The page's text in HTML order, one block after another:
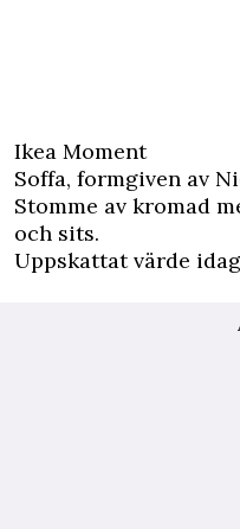
Ikea Moment
Soffa, formgiven av
Stomme av kromad
och sits.
Uppskattat värde